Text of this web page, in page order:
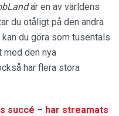
är en av världens
du otåligt på den andra
du göra som tusentals
med den nya
har flera stora
succé – har streamats